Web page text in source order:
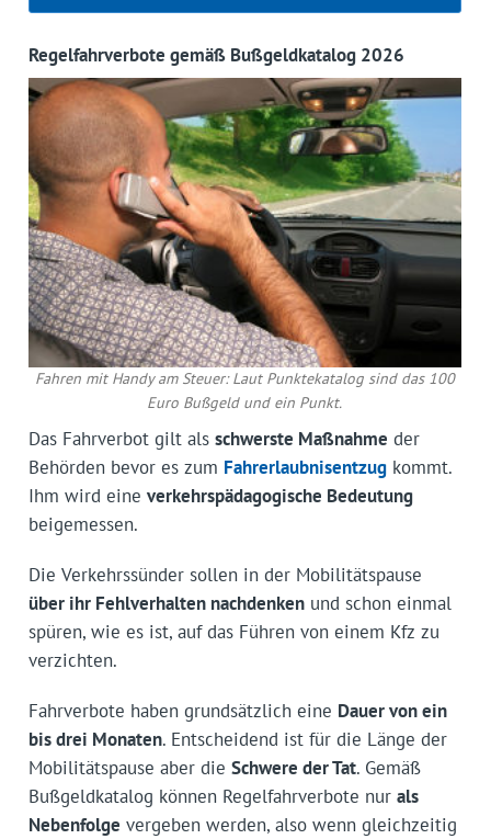
Regelfahrverbote gemäß Bußgeldkatalog 2026
Fahren mit Handy am Steuer: Laut Punktekatalog sind das 100
Euro Bußgeld und ein Punkt.
Das Fahrverbot gilt als schwerste Maßnahme der
Behörden bevor es zum Fahrerlaubnisentzugkommt.
Ihm wird eine verkehrspädagogische Bedeutung
beigemessen.
Die Verkehrssünder sollen in der Mobilitätspause
über ihr Fehlverhalten nachdenkenund schon einmal
spüren, wie es ist, auf das Führen von einem Kfz zu
verzichten.
Fahrverbote haben grundsätzlich eine Dauer von ein
bis drei Monaten. Entscheidend ist für die Länge der
Mobilitätspause aber die Schwere der Tat. Gemäß
Bußgeldkatalog können Regelfahrverbote nur als
Nebenfolge vergeben werden, also wenn gleichzeitig